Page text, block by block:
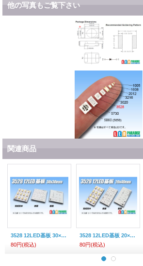
他の写真もご覧下さい
関連商品
3528 12LED基板 30×30mm
80円(税込)
3528 12LED基板 20×40mm
80円(税込)